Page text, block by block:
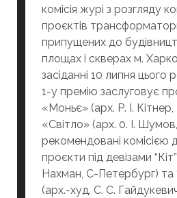
комісія журі з розгляду
проєктів
припущених до
площах і скверах м.
засіданні 10 липня
1-у премію заслуговує
«Моньє» (арх. Р. І.
«Світло» (арх. 0. І.
рекомендовані комісією
проєкти під девізами
Нахман, С-Петербург) та
(арх.-худ. С. С.